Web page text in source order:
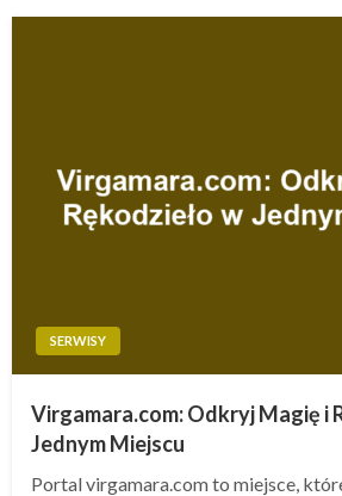
SERWISY
Virgamara.com: Odkryj Magię i
Jednym Miejscu
Portal virgamara.com to miejsce,